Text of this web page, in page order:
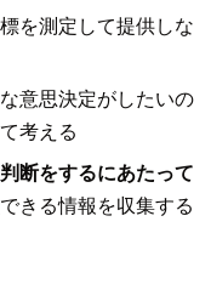
を測定して提供しな
意思決定がしたいの
考える
断をするにあたって
きる情報を収集する